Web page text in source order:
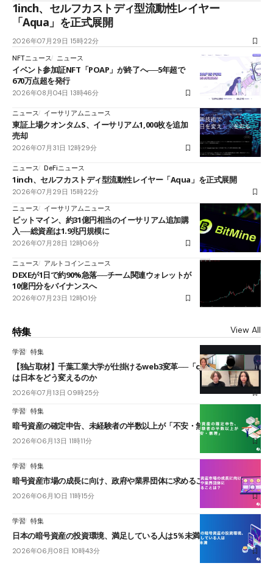
1inch、セルフカストディ型流動性レイヤー
「Aqua」を正式展開
2026年07月29日 15時22分
NFTニュース
ニュース
イベント参加証NFT「POAP」が終了へ──5年超で
670万点超を発行
2026年08月04日 13時46分
ニュース イーサリアムニュース
東証上場クオンタムS、イーサリアム1,000枚を追加
売却
2026年07月31日 12時29分
ニュース DeFiニュース
1inch、セルフカストディ型流動性レイヤー「Aqua」を正式展開
2026年07月29日 15時22分
ニュース
イーサリアムニュース
ビットマイン、約31億円相当のイーサリアム追加購
入──総資産は1.9兆円規模に
2026年07月28日 12時06分
ニュース アルトコインニュース
DEXEが1日で約90%急落──チーム関連ウォレットが
10億円分をバイナンスへ
2026年07月23日 12時01分
特集 View All
学習 特集
【独占取材】千葉工業大学が仕掛けるweb3変革──「cJPY」とAIの融合
は日本をどう変えるのか
2026年07月13日 09時25分
学習 特集
暗号資産の確定申告、未経験者の半数以上が「不安・無理」
2026年06月13日 11時11分
学習 特集
暗号資産市場の成長に向け、政府や業界団体に求めることは？
2026年06月10日 11時15分
学習 特集
日本の暗号資産の投資環境、満足している人は5％未満
2026年06月08日 10時43分